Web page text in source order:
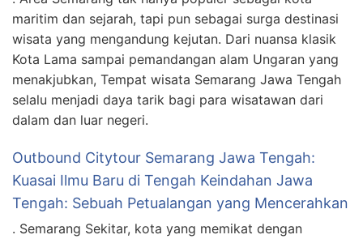
maritim dan sejarah, tapi pun sebagai surga destinasi
wisata yang mengandung kejutan. Dari nuansa klasik
Kota Lama sampai pemandangan alam Ungaran yang
menakjubkan, Tempat wisata Semarang Jawa Tengah
selalu menjadi daya tarik bagi para wisatawan dari
dalam dan luar negeri.
Outbound Citytour Semarang Jawa Tengah:
Kuasai Ilmu Baru di Tengah Keindahan Jawa
Tengah: Sebuah Petualangan yang Mencerahkan
. Semarang Sekitar, kota yang memikat dengan